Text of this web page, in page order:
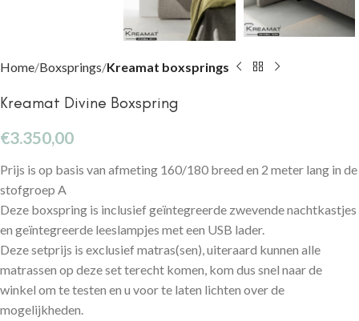
Home Boxsprings Kreamat boxsprings
Kreamat Divine Boxspring
€3.350,00
Prijs is op basis van afmeting 160/180 breed en 2 meter lang in de
stofgroep A
Deze boxspring is inclusief geïntegreerde zwevende nachtkastjes
en geïntegreerde leeslampjes met een USB lader.
Deze setprijs is exclusief matras(sen), uiteraard kunnen alle
matrassen op deze set terecht komen, kom dus snel naar de
winkel om te testen en u voor te laten lichten over de
mogelijkheden.